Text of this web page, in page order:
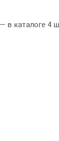
каталоге 4